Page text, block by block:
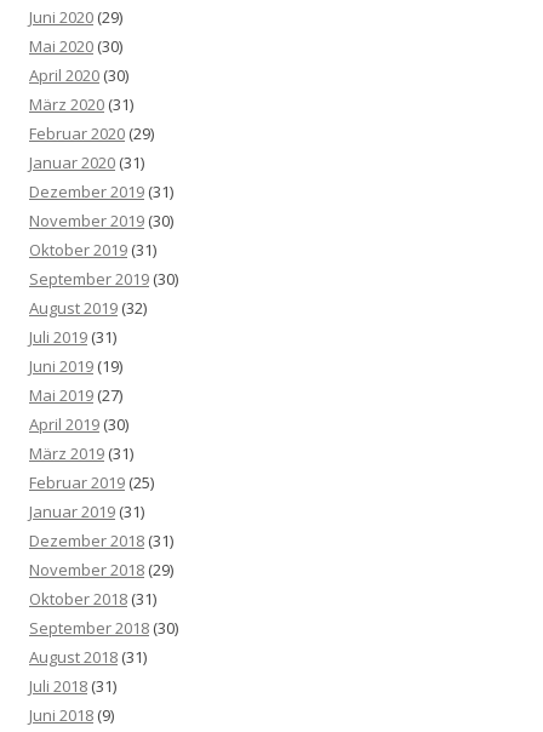
Juni 2020 (29)
Mai 2020 (30)
April 2020 (30)
März 2020 (31)
Februar 2020 (29)
Januar 2020 (31)
Dezember 2019 (31)
November 2019 (30)
Oktober 2019 (31)
September 2019 (30)
August 2019 (32)
Juli 2019 (31)
Juni 2019 (19)
Mai 2019 (27)
April 2019 (30)
März 2019 (31)
Februar 2019 (25)
Januar 2019 (31)
Dezember 2018 (31)
November 2018 (29)
Oktober 2018 (31)
September 2018 (30)
August 2018 (31)
Juli 2018 (31)
Juni 2018 (9)